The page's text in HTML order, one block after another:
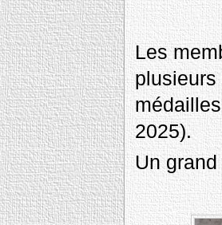
Les
plusieurs
2025).
Un